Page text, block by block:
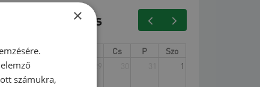
2026. augusztus
V H Cs P
Szo
26
1
×
számukra,